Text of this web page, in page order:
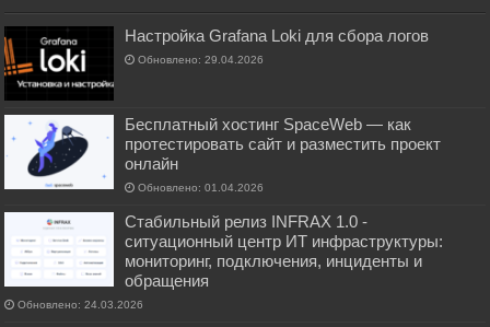
Настройка Grafana Loki для сбора логов
Обновлено: 29.04.2026
Бесплатный хостинг SpaceWeb — как
протестировать сайт и разместить проект
онлайн
Обновлено: 01.04.2026
Стабильный релиз INFRAX 1.0 -
ситуационный центр ИТ инфраструктуры:
мониторинг, подключения, инциденты и
обращения
Обновлено: 24.03.2026